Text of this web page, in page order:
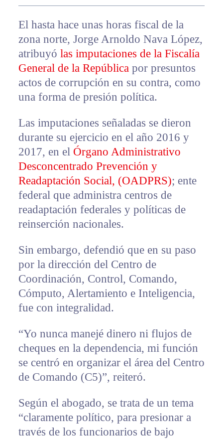
El hasta hace unas horas fiscal de la
zona norte, Jorge Arnoldo Nava López,
atribuyó las imputaciones de la Fiscalía
General de la República por presuntos
actos de corrupción en su contra, como
una forma de presión política.
Las imputaciones señaladas se dieron
durante su ejercicio en el año 2016 y
2017, en el Órgano Administrativo
Desconcentrado Prevención y
Readaptación Social, (OADPRS); ente
federal que administra centros de
readaptación federales y políticas de
reinserción nacionales.
Sin embargo, defendió que en su paso
por la dirección del Centro de
Coordinación, Control, Comando,
Cómputo, Alertamiento e Inteligencia,
fue con integralidad.
“Yo nunca manejé dinero ni flujos de
cheques en la dependencia, mi función
se centró en organizar el área del Centro
de Comando (C5)”, reiteró.
Según el abogado, se trata de un tema
“claramente político, para presionar a
través de los funcionarios de bajo